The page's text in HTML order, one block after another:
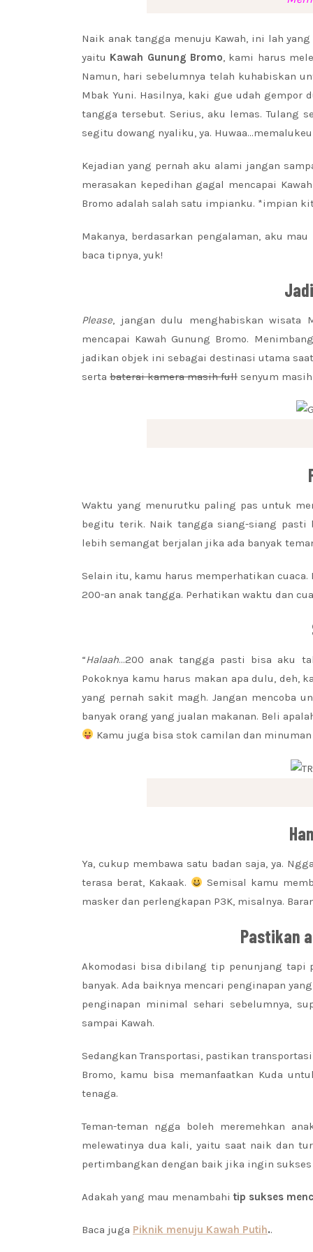
Naik anak tangga menuju Kawah, ini lah
yaitu Kawah Gunung Bromo , kami harus
Namun, hari sebelumnya telah kuhabiskan
Mbak Yuni. Hasilnya, kaki gue udah gempor
tangga tersebut. Serius, aku lemas. Tulang
segitu dowang nyaliku, ya.
Kejadian yang pernah aku alami jangan
merasakan kepedihan gagal mencapai
Bromo adalah salah satu impianku. *impian
Makanya, berdasarkan pengalaman, aku
baca tipnya, yuk!
Please , jangan dulu menghabiskan
mencapai Kawah Gunung Bromo.
jadikan objek ini sebagai destinasi utama
serta baterai kamera masih full senyum
Waktu yang menurutku paling pas untuk
begitu terik. Naik tangga siang-siang pasti
lebih semangat berjalan jika ada banyak
Selain itu, kamu harus memperhatikan
200-an anak tangga. Perhatikan waktu dan
“Halaah…200 anak tangga pasti bisa aku
Pokoknya kamu harus makan apa dulu, deh,
yang pernah sakit magh. Jangan mencoba
banyak orang yang jualan makanan. Beli
Kamu juga bisa stok camilan dan
Ya, cukup membawa satu badan saja, ya.
terasa berat, Kakaak.
Semisal kamu
masker dan perlengkapan P3K, misalnya.
Pastikan
Akomodasi bisa dibilang tip penunjang tapi
banyak. Ada baiknya mencari penginapan
penginapan minimal sehari sebelumnya,
sampai Kawah.
Sedangkan Transportasi, pastikan
Bromo, kamu bisa memanfaatkan Kuda
tenaga.
Teman-teman ngga boleh meremehkan
melewatinya dua kali, yaitu saat naik dan
pertimbangkan dengan baik jika ingin sukses
Adakah yang mau menambahi tip sukses
Baca juga Piknik menuju Kawah Putih..